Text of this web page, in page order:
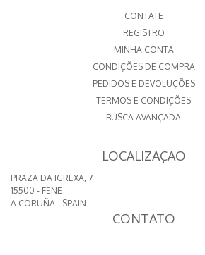
CONTATE
REGISTRO
MINHA CONTA
CONDIÇÕES DE COMPRA
PEDIDOS E DEVOLUÇÕES
TERMOS E CONDIÇÕES
BUSCA AVANÇADA
LOCALIZAÇAO
PRAZA DA IGREXA, 7
15500 - FENE
A CORUÑA - SPAIN
CONTATO